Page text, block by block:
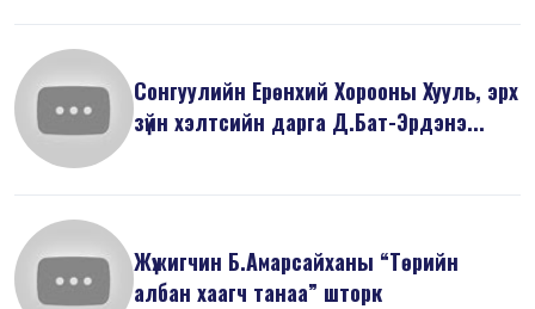
Сонгуулийн Ерөнхий Хорооны Хууль, эрх
зүйн хэлтсийн дарга Д.Бат-Эрдэнэ...
Жүжигчин Б.Амарсайханы “Төрийн
албан хаагч танаа” шторк